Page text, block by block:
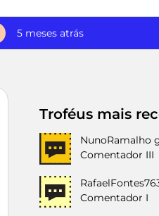
5 meses atrás
Troféus mais
NunoRamalho
Comentador III
Comentador I